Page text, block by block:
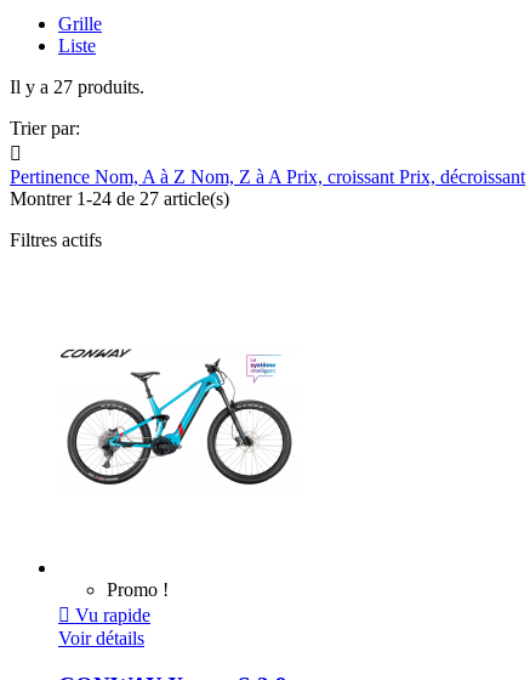
Grille
Liste
Il y a 27 produits.
Trier par:

Pertinence Nom, A à Z Nom, Z à A Prix, croissant Prix, décroissant
Montrer 1-24 de 27 article(s)
Filtres actifs
Promo !
 Vu rapide
Voir détails